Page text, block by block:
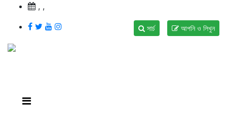
, ,
আপনি ও লিখুন
সার্চ